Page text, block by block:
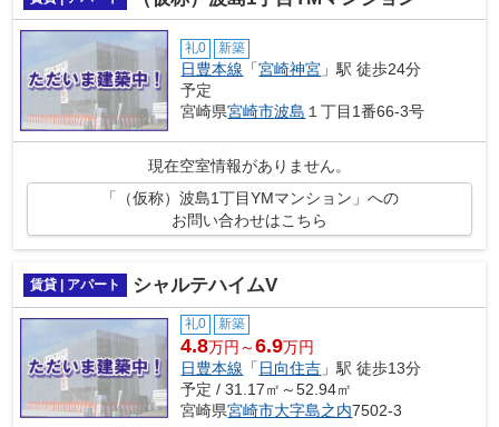
礼0 新築
日豊本線 「宮崎神宮 」駅 徒歩24分
予定
宮崎県宮崎市波島 １丁目1番66-3号
現在空室情報がありません。
「（仮称）波島1丁目YMマンション」への
お問い合わせはこちら
賃貸 | アパート シャルテハイムV
礼0 新築
4.8万円～6.9万円
日豊本線 「 日向住吉 」駅 徒歩13分
予定 / 31.17㎡～52.94㎡
宮崎県宮崎市大字島之内7502-3